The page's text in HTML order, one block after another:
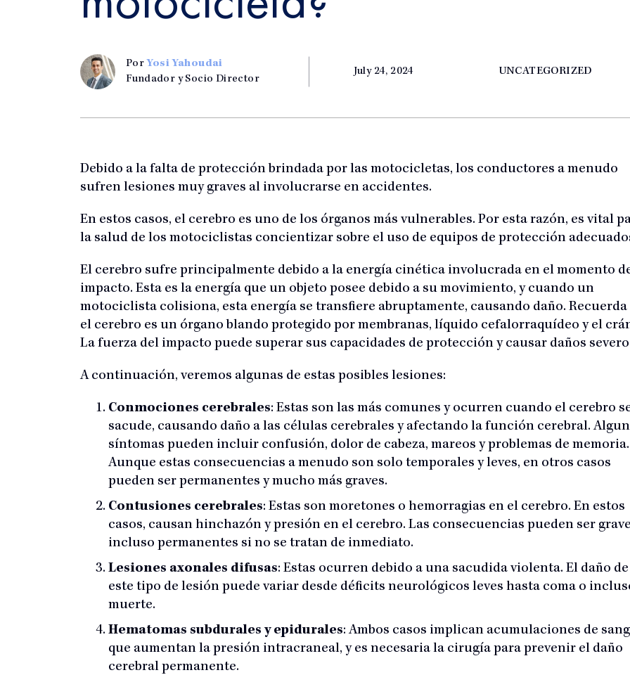
Por Yosi Yahoudai
Fundador y Socio Director
July 24, 2024 UNCATEGORIZED
Debido a la falta de protección brindada por las motocicletas, los conductores a menudo
sufren lesiones muy graves al involucrarse en accidentes.
En estos casos, el cerebro es uno de los órganos más vulnerables. Por esta razón, es vital
la salud de los motociclistas concientizar sobre el uso de equipos de protección
El cerebro sufre principalmente debido a la energía cinética involucrada en el momento
impacto. Esta es la energía que un objeto posee debido a su movimiento, y cuando un
motociclista colisiona, esta energía se transfiere abruptamente, causando daño. Recuerda
el cerebro es un órgano blando protegido por membranas, líquido cefalorraquídeo y el
La fuerza del impacto puede superar sus capacidades de protección y causar daños
A continuación, veremos algunas de estas posibles lesiones:
Conmociones cerebrales: Estas son las más comunes y ocurren cuando el cerebro
sacude, causando daño a las células cerebrales y afectando la función cerebral.
síntomas pueden incluir confusión, dolor de cabeza, mareos y problemas de memoria.
Aunque estas consecuencias a menudo son solo temporales y leves, en otros casos
pueden ser permanentes y mucho más graves.
Contusiones cerebrales: Estas son moretones o hemorragias en el cerebro. En estos
casos, causan hinchazón y presión en el cerebro. Las consecuencias pueden ser
incluso permanentes si no se tratan de inmediato.
Lesiones axonales difusas: Estas ocurren debido a una sacudida violenta. El daño de
este tipo de lesión puede variar desde déficits neurológicos leves hasta coma o
muerte.
Hematomas subdurales y epidurales: Ambos casos implican acumulaciones de
que aumentan la presión intracraneal, y es necesaria la cirugía para prevenir el daño
cerebral permanente.